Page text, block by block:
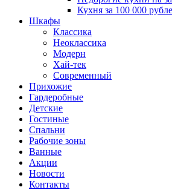
Кухня за 100 000
Шкафы
Классика
Неоклассика
Модерн
Хай-тек
Современный
Прихожие
Гардеробные
Детские
Гостиные
Спальни
Рабочие зоны
Ванные
Акции
Новости
Контакты